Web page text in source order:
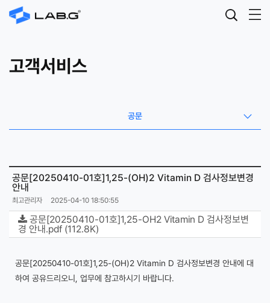
고객서비스
공문
공문[20250410-01호]1,25-(OH)2 Vitamin D 검사정보변경
안내
최고관리자 2025-04-10 18:50:55
공문[20250410-01호]1,25-OH2 Vitamin D 검사정보변
경 안내.pdf (112.8K)
공문[20250410-01호]1,25-(OH)2 Vitamin D 검사정보변경 안내에 대
하여 공유드리오니, 업무에 참고하시기 바랍니다.